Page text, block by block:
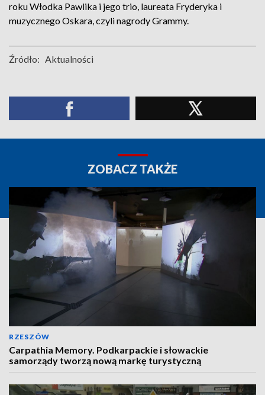
roku Włodka Pawlika i jego trio, laureata Fryderyka i
muzycznego Oskara, czyli nagrody Grammy.
Źródło: Aktualności
ZOBACZ TAKŻE
RZESZÓW
Carpathia Memory. Podkarpackie i słowackie
samorządy tworzą nową markę turystyczną